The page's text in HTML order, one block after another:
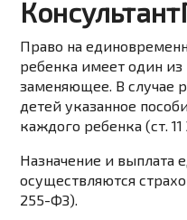
Право на
ребенка имеет один
заменяющее. В случае
детей указанное
каждого ребенка (ст. 11
Назначение и выплата
осуществляются
255-ФЗ).